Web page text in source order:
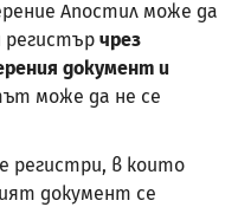
Апостил може да
регистър чрез
документ и
може да не се
регистри, в които
документ се